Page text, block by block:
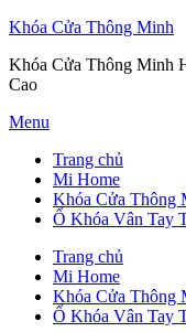
Khóa Cửa Thông Minh
Khóa Cửa Thông Minh
Cao
Skip
content
Menu
Trang chủ
Mi Home
Khóa Cửa Thông
Ổ Khóa Vân Tay
Trang chủ
Mi Home
Khóa Cửa Thông
Ổ Khóa Vân Tay